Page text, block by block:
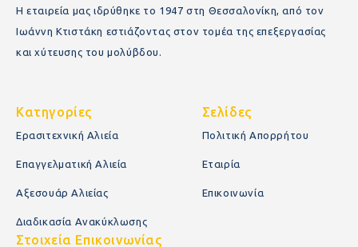
Η εταιρεία μας ιδρύθηκε το 1947 στη Θεσσαλονίκη, από τον
Ιωάννη Κτιστάκη εστιάζοντας στον τομέα της επεξεργασίας
και χύτευσης του μολύβδου.
Κατηγορίες
Ερασιτεχνική Αλιεία
Επαγγελματική Αλιεία
Αξεσουάρ Αλιείας
Διαδικασία Ανακύκλωσης
Σελίδες
Πολιτική Απορρήτου
Εταιρία
Επικοινωνία
Στοιχεία Επικοινωνίας